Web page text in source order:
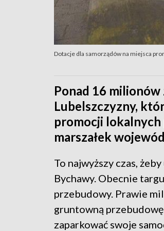
Dotacje dla samorządów na miejsca
Ponad 16
Lubelszczyzny,
promocji lokalnych
marszałek
To najwyższy czas,
Bychawy. Obecnie
przebudowy. Prawie
gruntowną
zaparkować swoje